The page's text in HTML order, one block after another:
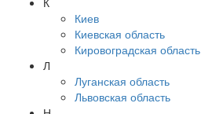
Киев
Киевская область
Кировоградская область
Л
Луганская область
Львовская область